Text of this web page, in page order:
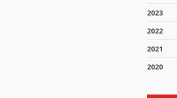
2023
2022
2021
2020